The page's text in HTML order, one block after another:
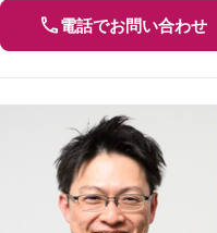
電話でお問い合わせ